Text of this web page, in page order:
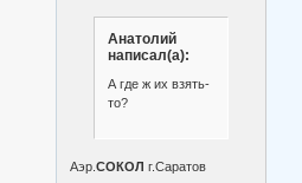
Анатолий
написал(а):
А где ж их взять-
то?
Аэр.СОКОЛ г.Саратов